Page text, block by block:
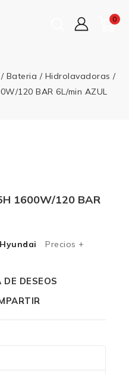
0
/ Bateria / Hidrolavadoras /
120 BAR 6L/min AZUL
1600W/120 BAR
Hyundai Precios +
DE DESEOS